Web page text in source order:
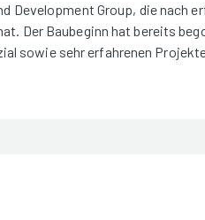
Development Group, die nach
Der Baubeginn hat bereits
sowie sehr erfahrenen